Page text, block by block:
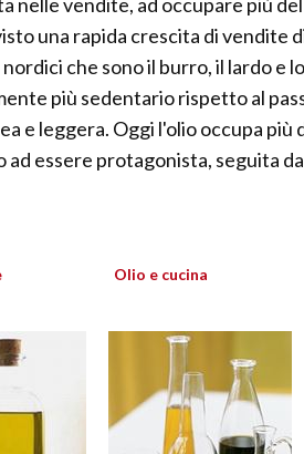
una rapida crescita di vendite
che sono il burro, il lardo e
più sedentario rispetto al
e leggera. Oggi l'olio occupa più
ad essere protagonista, seguita
Olio e cucina